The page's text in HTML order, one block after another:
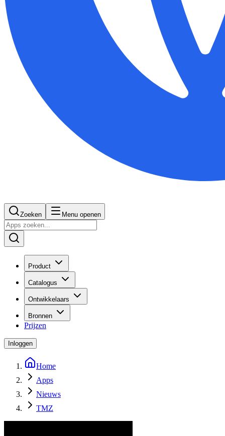
Zoeken Menu openen
Product
Catalogus
Ontwikkelaars
Bronnen
Prijzen
Inloggen
Home
Apps
Nieuws
TMZ